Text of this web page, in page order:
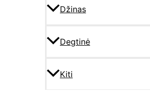
Džinas
Degtinė
Kiti